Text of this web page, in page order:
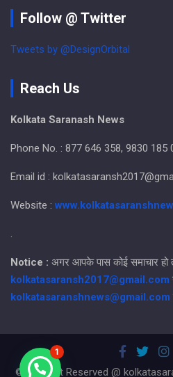
Follow @ Twitter
Tweets by @DesignOrbital
Reach Us
Kolkata Saranash News
Phone No. : 877 646 358, 9830 185
Email id :
Website :
.
Notice : अगर आपके पास कोई समाचार हो
kolkatasaransh2017@gmail.com
kolkatasaranshnews@gmail.com
© All Right Reserved @
1